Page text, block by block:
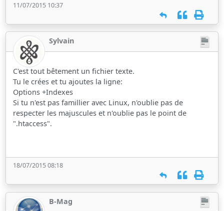
11/07/2015 10:37
Sylvain
C'est tout bêtement un fichier texte.
Tu le crées et tu ajoutes la ligne:
Options +Indexes
Si tu n'est pas famillier avec Linux, n'oublie pas de
respecter les majuscules et n'oublie pas le point de
".htaccess".
18/07/2015 08:18
B-Mag